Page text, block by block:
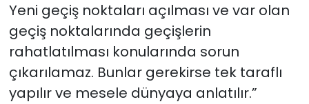
Yeni geçiş noktaları açılması ve var olan
geçiş noktalarında geçişlerin
rahatlatılması konularında sorun
çıkarılamaz. Bunlar gerekirse tek taraflı
yapılır ve mesele dünyaya anlatılır.”